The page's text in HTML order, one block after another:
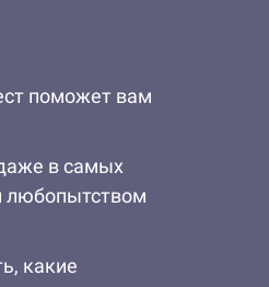
поможет вам
в самых
любопытством
какие